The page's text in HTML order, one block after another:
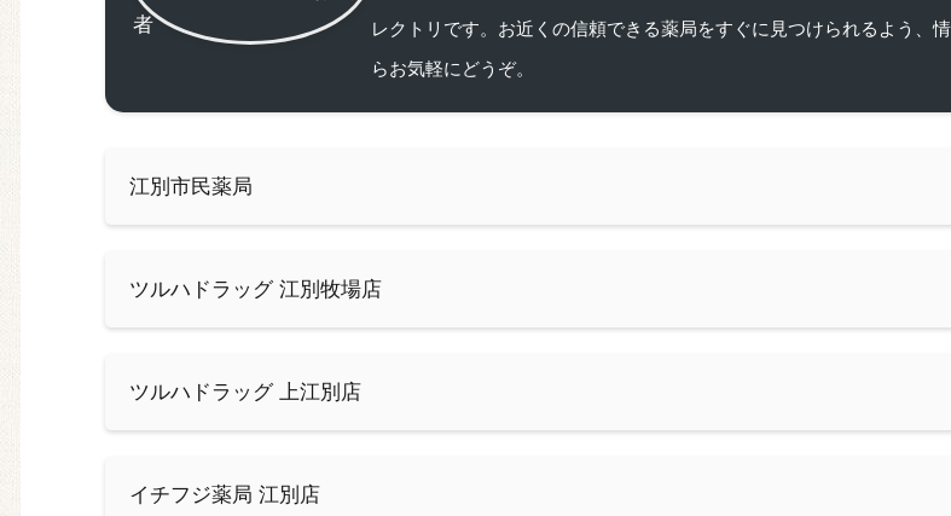
レクトリです。お近くの信頼できる薬局をすぐに見つけられるよう
らお気軽にどうぞ。
江別市民薬局
ツルハドラッグ 江別牧場店
ツルハドラッグ 上江別店
イチフジ薬局 江別店